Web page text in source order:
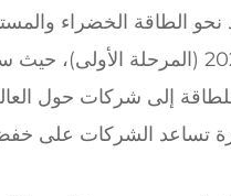
نحو الطاقة الخضراء
إلى شركات حول
تساعد الشركات على خفض